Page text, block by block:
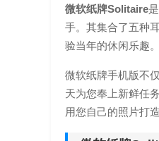
微软纸牌Solitaire
手。其集合了五种
验当年的休闲乐趣。
微软纸牌手机版不
天为您奉上新鲜任
用您自己的照片打